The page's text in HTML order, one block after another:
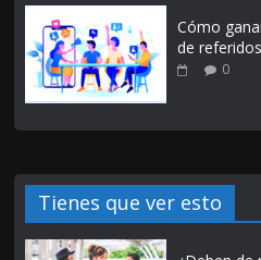
Cómo
de referidos
0
Tienes que ver esto